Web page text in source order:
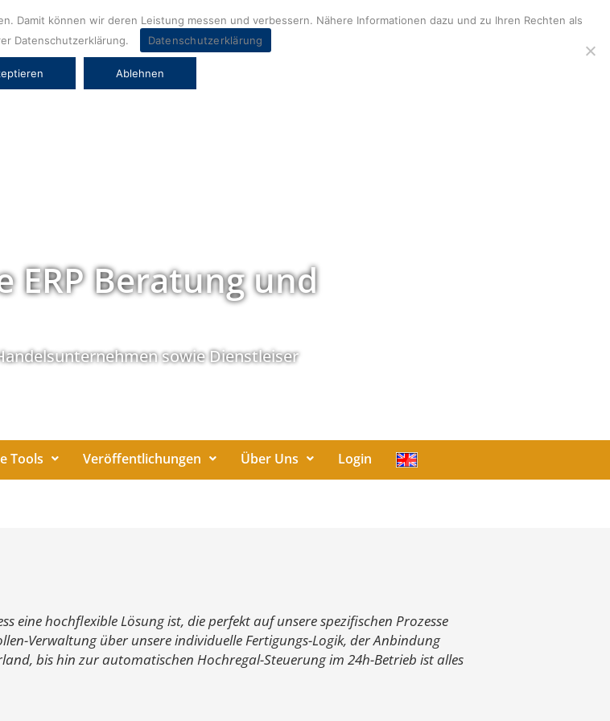
Beratung und
sowie Dienstleiser
Tools Veröffentlichungen Über Uns Login
eine hochflexible Lösung ist, die perfekt auf unsere spezifischen Prozesse
Verwaltung über unsere individuelle Fertigungs-Logik, der Anbindung
bis hin zur automatischen Hochregal-Steuerung im 24h-Betrieb ist alles
Damit können wir deren Leistung messen und verbessern. Nähere Informationen dazu und zu Ihren Rechten als
Datenschutzerklärung.
Datenschutzerklärung
Ablehnen